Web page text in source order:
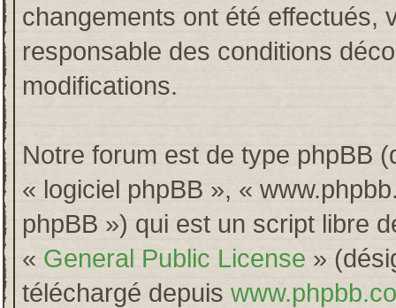
changements ont été effectués,
responsable des conditions
modifications.
Notre forum est de type phpBB
« logiciel phpBB », «
phpBB ») qui est un script libre
« General Public License »
téléchargé depuis